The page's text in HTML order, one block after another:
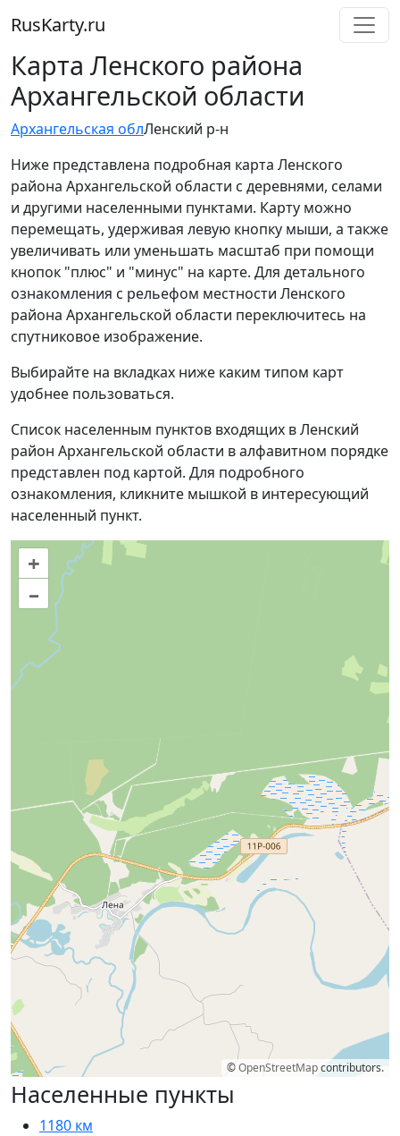
RusKarty.ru
Карта Ленского района
Архангельской области
Архангельская облЛенский р-н
Ниже представлена подробная карта Ленского
района Архангельской области с деревнями, селами
и другими населенными пунктами. Карту можно
перемещать, удерживая левую кнопку мыши, а также
увеличивать или уменьшать масштаб при помощи
кнопок "плюс" и "минус" на карте. Для детального
ознакомления с рельефом местности Ленского
района Архангельской области переключитесь на
спутниковое изображение.
Выбирайте на вкладках ниже каким типом карт
удобнее пользоваться.
Список населенным пунктов входящих в Ленский
район Архангельской области в алфавитном порядке
представлен под картой. Для подробного
ознакомления, кликните мышкой в интересующий
населенный пункт.
+
–
©OpenStreetMapcontributors.
Населенные пункты
1180 км